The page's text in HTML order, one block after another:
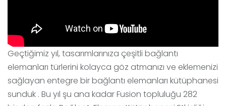
Geçtiğimiz yıl, tasarımlarınıza çeşitli bağlantı
elemanları türlerini kolayca göz atmanızı ve eklemenizi
sağlayan entegre bir bağlantı elemanları kütüphanesi
sunduk . Bu yıl şu ana kadar Fusion topluluğu 282